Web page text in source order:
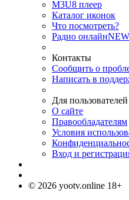
M3U8 плеер
Каталог иконок
Что посмотреть?
Радио онлайнNEW
Контакты
Сообщить о
Написать в
Для пользователей
О сайте
Правообладателям
Условия
Вход и
© 2026 yootv.online 18+